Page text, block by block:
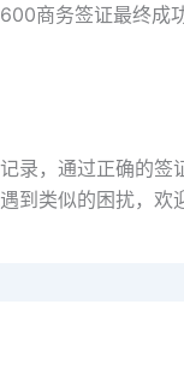
商务签证最终
录，通过正确的
到类似的困扰，